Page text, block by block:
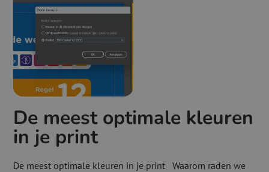
De meest optimale kleuren
in je print
De meest optimale kleuren in je print Waarom raden we